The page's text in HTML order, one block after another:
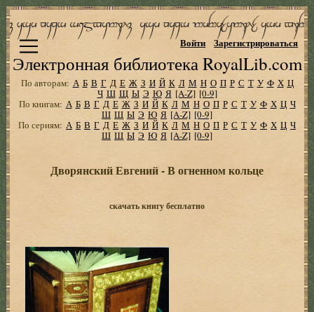
Электронная библиотека RoyalLib.com
Войти Зарегистрироваться
По авторам: А Б В Г Д Е Ж З И Й К Л М Н О П Р С Т У Ф Х Ц
Ч Ш Щ Ы Э Ю Я [A-Z] [0-9]
По книгам: А Б В Г Д Е Ж З И Й К Л М Н О П Р С Т У Ф Х Ц Ч
Ш Щ Ы Э Ю Я [A-Z] [0-9]
По сериям: А Б В Г Д Е Ж З И Й К Л М Н О П Р С Т У Ф Х Ц Ч
Ш Щ Ы Э Ю Я [A-Z] [0-9]
Дворянский Евгений - В огненном кольце
скачать книгу бесплатно